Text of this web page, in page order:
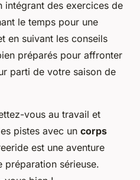
intégrant des exercices de
le temps pour une
en suivant les conseils
préparés pour affronter
parti de votre saison de
vous au travail et
pistes avec un corps
est une aventure
préparation sérieuse.